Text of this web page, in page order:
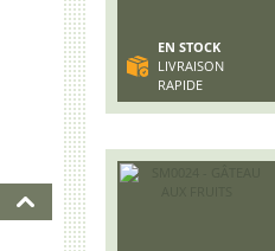
EN STOCK
LIVRAISON
RAPIDE